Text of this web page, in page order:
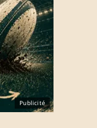
Publicité